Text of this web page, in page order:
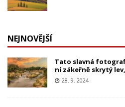
NEJNOVĚJŠÍ
Tato slavná
ní zákeřně skrytý
28. 9. 2024